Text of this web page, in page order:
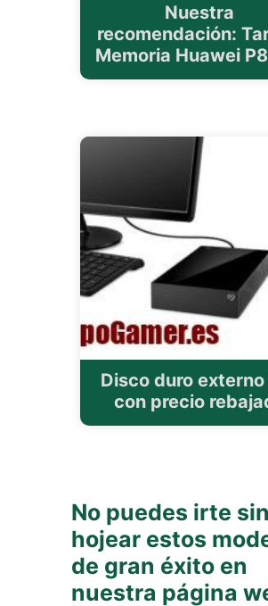
Nuestra
recomendación:
Memoria Huawei
Disco duro
con precio
No puedes irte sin
hojear estos
de gran éxito en
nuestra página